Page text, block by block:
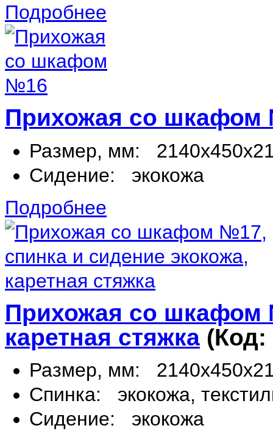
Подробнее
Прихожая со
Размер, мм:
Сидение:
экокожа
Подробнее
Прихожая со шкафом
каретная стяжка (Код:
Размер, мм:
Спинка:
экокожа,
Сидение:
экокожа